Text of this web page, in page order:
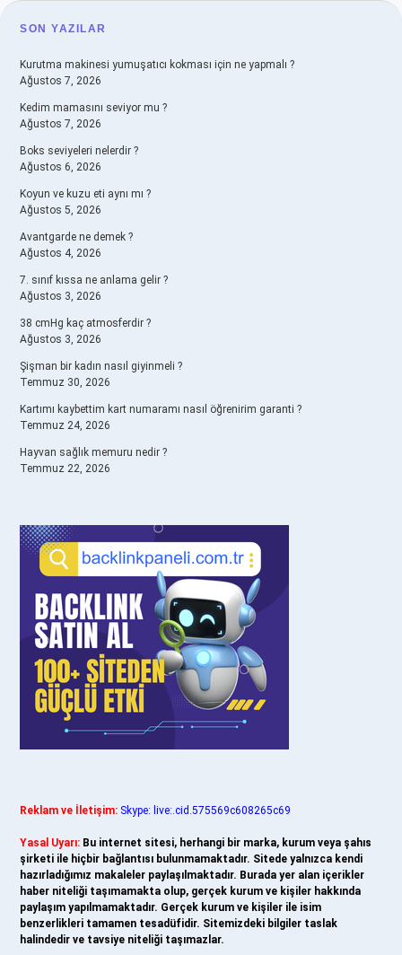
SIDEBAR
SON YAZILAR
Kurutma makinesi yumuşatıcı kokması için ne yapmalı ?
Ağustos 7, 2026
Kedim mamasını seviyor mu ?
Ağustos 7, 2026
Boks seviyeleri nelerdir ?
Ağustos 6, 2026
Koyun ve kuzu eti aynı mı ?
Ağustos 5, 2026
Avantgarde ne demek ?
Ağustos 4, 2026
7. sınıf kıssa ne anlama gelir ?
Ağustos 3, 2026
38 cmHg kaç atmosferdir ?
Ağustos 3, 2026
Şişman bir kadın nasıl giyinmeli ?
Temmuz 30, 2026
Kartımı kaybettim kart numaramı nasıl öğrenirim garanti ?
Temmuz 24, 2026
Hayvan sağlık memuru nedir ?
Temmuz 22, 2026
Reklam ve İletişim: Skype: live:.cid.575569c608265c69
Yasal Uyarı: Bu internet sitesi, herhangi bir marka, kurum veya şahıs
şirketi ile hiçbir bağlantısı bulunmamaktadır. Sitede yalnızca kendi
hazırladığımız makaleler paylaşılmaktadır. Burada yer alan içerikler
haber niteliği taşımamakta olup, gerçek kurum ve kişiler hakkında
paylaşım yapılmamaktadır. Gerçek kurum ve kişiler ile isim
benzerlikleri tamamen tesadüfidir. Sitemizdeki bilgiler taslak
halindedir ve tavsiye niteliği taşımazlar.